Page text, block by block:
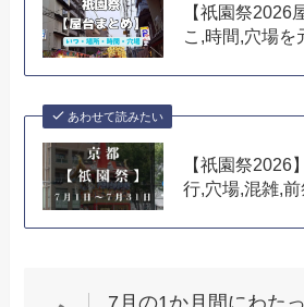
【祇園祭2026
こ,時間,穴場
あわせて読みたい
【祇園祭2026
行,穴場,混雑,
7月の1か月間にわた